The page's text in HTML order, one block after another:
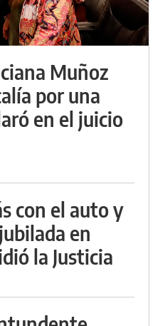
Muñoz
por una
en el juicio
con el auto y
en
la Justicia